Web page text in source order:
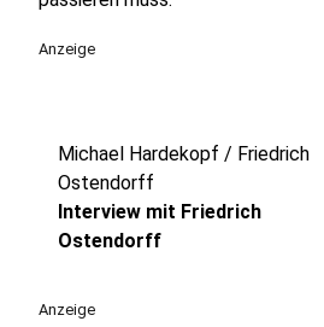
Anzeige
Michael Hardekopf / Friedrich
Ostendorff
Interview mit Friedrich
Ostendorff
Anzeige